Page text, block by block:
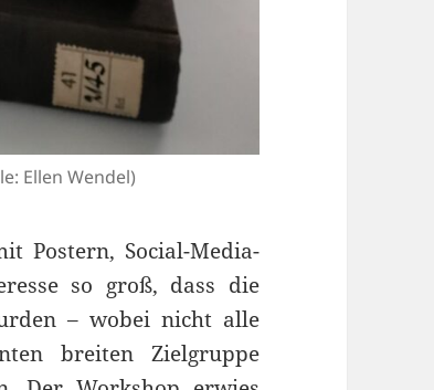
Ellen Wendel)
Postern, Social-Media-
so groß, dass die
– wobei nicht alle
breiten Zielgruppe